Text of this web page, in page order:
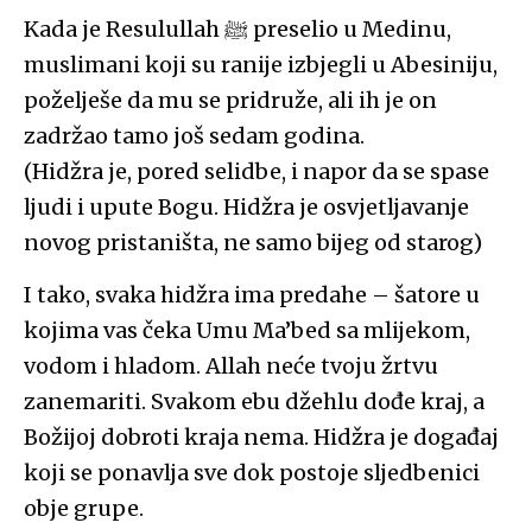
Kada je Resulullah ﷺ preselio u Medinu,
muslimani koji su ranije izbjegli u Abesiniju,
poželješe da mu se pridruže, ali ih je on
zadržao tamo još sedam godina.
(Hidžra je, pored selidbe, i napor da se spase
ljudi i upute Bogu. Hidžra je osvjetljavanje
novog pristaništa, ne samo bijeg od starog)
I tako, svaka hidžra ima predahe – šatore u
kojima vas čeka Umu Ma’bed sa mlijekom,
vodom i hladom. Allah neće tvoju žrtvu
zanemariti. Svakom ebu džehlu dođe kraj, a
Božijoj dobroti kraja nema. Hidžra je događaj
koji se ponavlja sve dok postoje sljedbenici
obje grupe.